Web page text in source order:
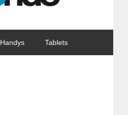
Handys Tablets